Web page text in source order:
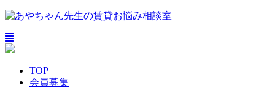
TOP
会員募集